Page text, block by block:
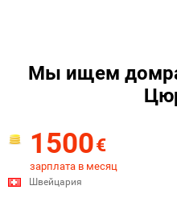
Мы ищем
1500€
зарплата в месяц
Швейцария